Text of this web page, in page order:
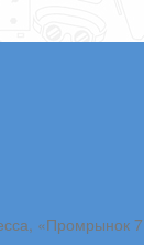
«Промрынок 7